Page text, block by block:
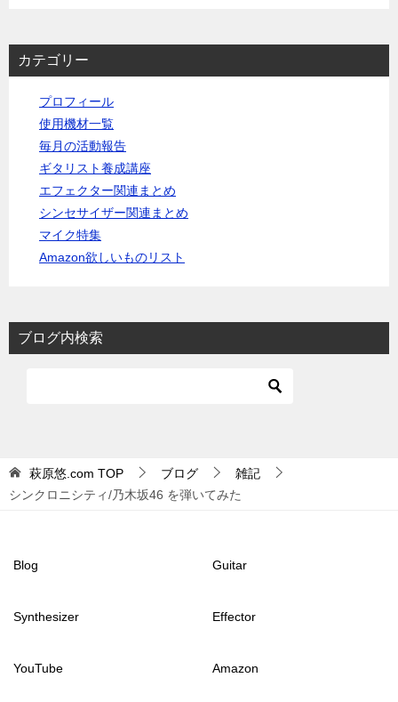
カテゴリー
プロフィール
使用機材一覧
毎月の活動報告
ギタリスト養成講座
エフェクター関連まとめ
シンセサイザー関連まとめ
マイク特集
Amazon欲しいものリスト
ブログ内検索
萩原悠.com TOP ブログ
雑記
シンクロニシティ/乃木坂46 を弾いてみた
Blog Guitar
Synthesizer Effector
YouTube Amazon